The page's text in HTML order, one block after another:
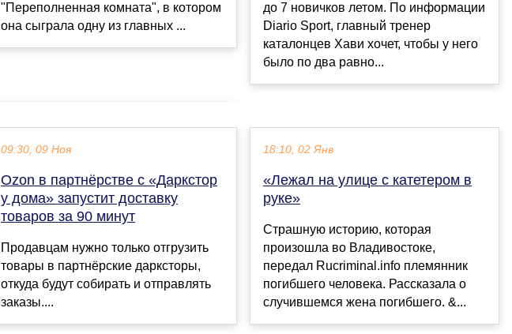
"Переполненная комната", в котором
она сыграла одну из главных ...
до 7 новичков летом. По информации
Diario Sport, главный тренер
каталонцев Хави хочет, чтобы у него
было по два равно...
09:30, 09 Ноя
Ozon в партнёрстве с «Даркстор
у дома» запустит доставку
товаров за 90 минут
Продавцам нужно только отгрузить
товары в партнёрские дарксторы,
откуда будут собирать и отправлять
заказы....
18:10, 02 Янв
«Лежал на улице с катетером в
руке»
Страшную историю, которая
произошла во Владивостоке,
передал Rucriminal.info племянник
погибшего человека. Рассказала о
случившемся жена погибшего. &...